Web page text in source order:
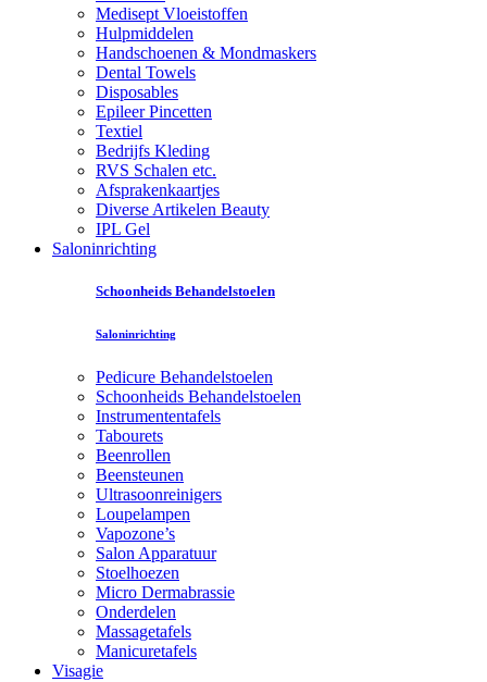
Medisept Vloeistoffen
Hulpmiddelen
Handschoenen & Mondmaskers
Dental Towels
Disposables
Epileer Pincetten
Textiel
Bedrijfs Kleding
RVS Schalen etc.
Afsprakenkaartjes
Diverse Artikelen Beauty
IPL Gel
Saloninrichting
Schoonheids Behandelstoelen
Saloninrichting
Pedicure Behandelstoelen
Schoonheids Behandelstoelen
Instrumententafels
Tabourets
Beenrollen
Beensteunen
Ultrasoonreinigers
Loupelampen
Vapozone’s
Salon Apparatuur
Stoelhoezen
Micro Dermabrassie
Onderdelen
Massagetafels
Manicuretafels
Visagie